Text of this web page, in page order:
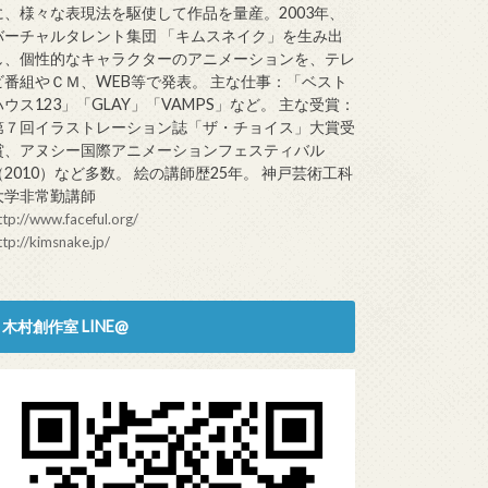
、様々な表現法を駆使して作品を量産。2003年、
ーチャルタレント集団 「キムスネイク」を生み出
、個性的なキャラクターのアニメーションを、テレ
番組やＣＭ、WEB等で発表。 主な仕事：「ベスト
ウス123」「GLAY」「VAMPS」など。 主な受賞：
７回イラストレーション誌「ザ・チョイス」大賞受
、アヌシー国際アニメーションフェスティバル
2010）など多数。 絵の講師歴25年。 神戸芸術工科
学非常勤講師
www.faceful.org/
kimsnake.jp/
木村創作室 LINE@